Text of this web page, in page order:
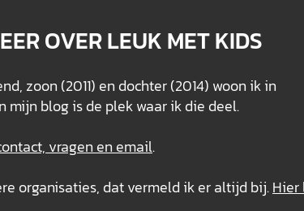
OVER LEUK MET KIDS
zoon (2011) en dochter (2014) woon ik in
mijn blog is de plek waar ik die deel.
vragen en email.
organisaties, dat vermeld ik er altijd bij.Hier